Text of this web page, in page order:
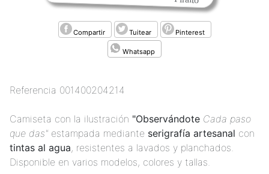
Compartir Tuitear Pinterest
Whatsapp
Referencia 001400204214
Camiseta con la ilustración "Observándote Cada paso
que das" estampada mediante serigrafía artesanal con
tintas al agua, resistentes a lavados y planchados.
Disponible en varios modelos, colores y tallas.